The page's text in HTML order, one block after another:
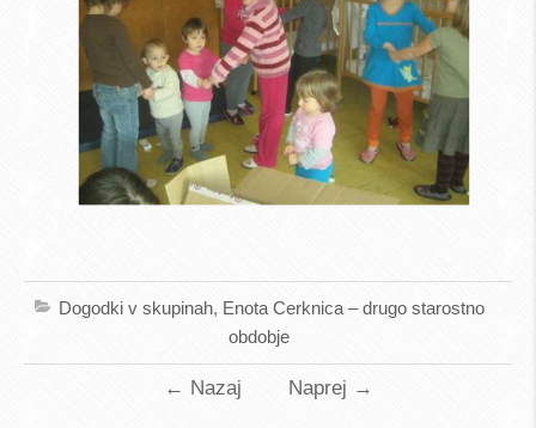
Dogodki v skupinah, Enota Cerknica – drugo starostno
obdobje
← Nazaj Naprej →